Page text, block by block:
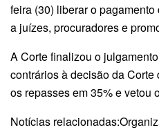
feira (30) liberar o
a juízes, procuradores e
A Corte finalizou o
contrários à decisão da
os repasses em 35% e vetou
Notícias